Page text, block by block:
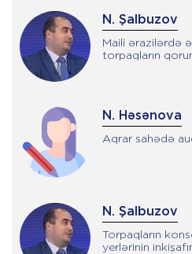
N. Şalbuzov
Maili ərazilərdə
torpaqların
N. Həsənova
Aqrar sahədə
N. Şalbuzov
Torpaqların
yerlərinin